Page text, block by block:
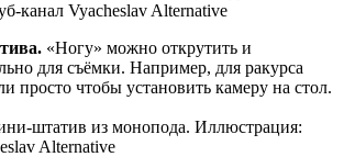
канал Vyacheslav Alternative
«Ногу» можно открутить и
для съёмки. Например, для ракурса
просто чтобы установить камеру на стол.
штатив из монопода. Иллюстрация:
Alternative